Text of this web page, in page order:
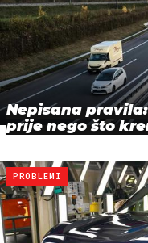
Nepisana
prije nego što
PROBLEMI